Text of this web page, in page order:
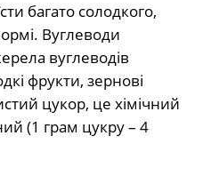
багато солодкого,
Вуглеводи
вуглеводів
фрукти, зернові
цукор, це хімічний
(1 грам цукру – 4